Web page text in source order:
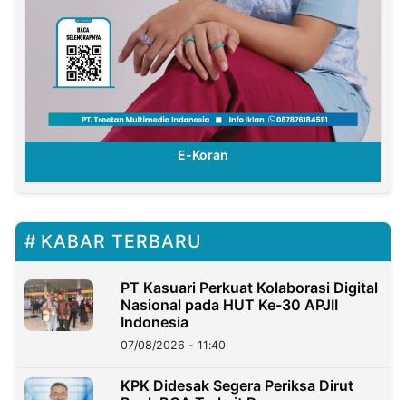
E-Koran
KABAR TERBARU
PT Kasuari Perkuat Kolaborasi Digital
Nasional pada HUT Ke-30 APJII
Indonesia
07/08/2026 - 11:40
KPK Didesak Segera Periksa Dirut